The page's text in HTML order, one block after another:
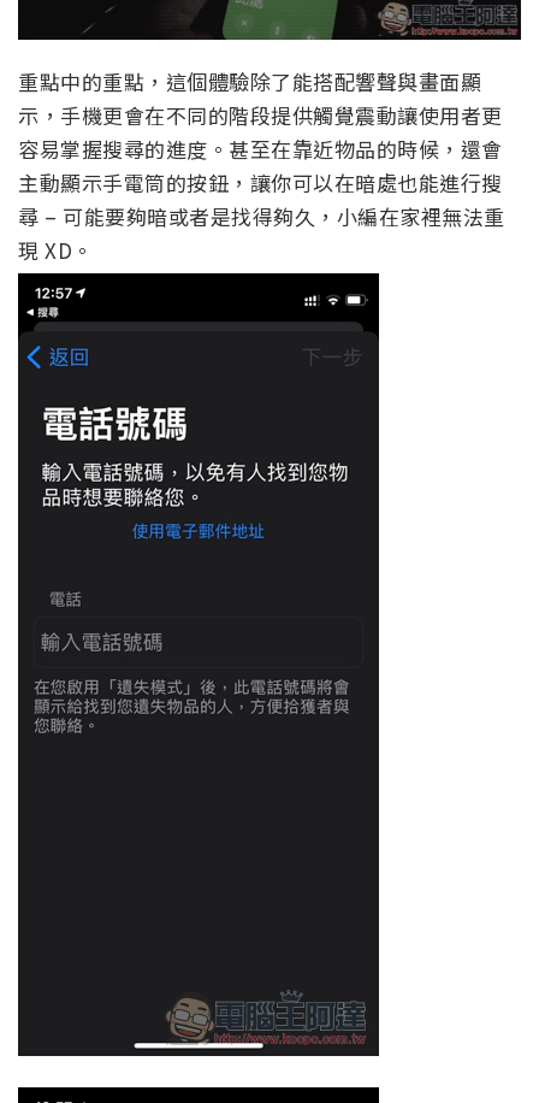
重點中的重點，這個體驗除了能搭配響聲與畫面顯
示，手機更會在不同的階段提供觸覺震動讓使用者更
容易掌握搜尋的進度。甚至在靠近物品的時候，還會
主動顯示手電筒的按鈕，讓你可以在暗處也能進行搜
尋 – 可能要夠暗或者是找得夠久，小編在家裡無法重
現 XD。